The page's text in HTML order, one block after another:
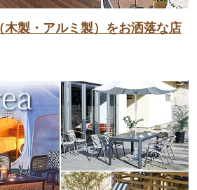
木製・アルミ製）をお洒落な店